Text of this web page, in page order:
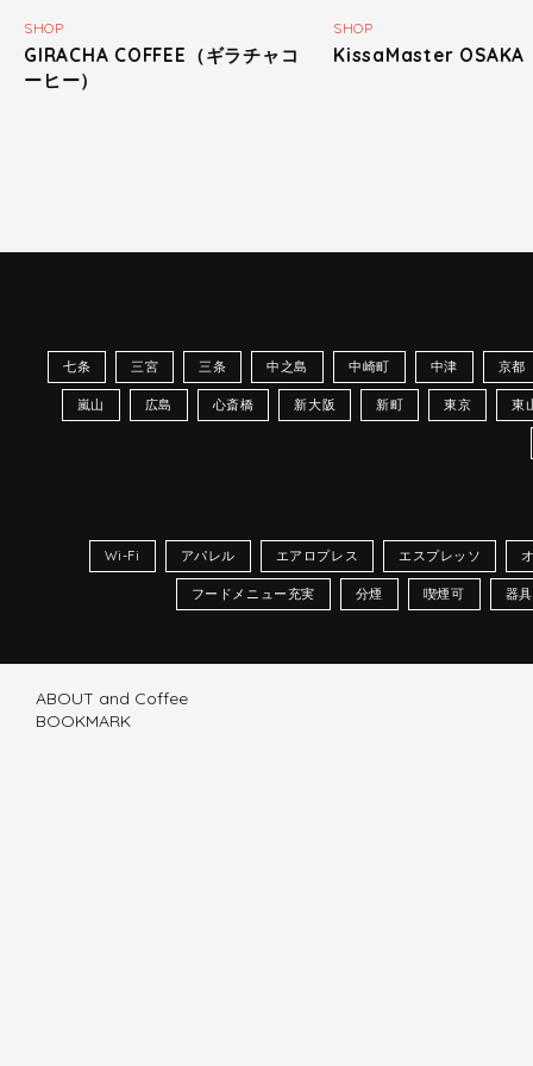
SHOP
GIRACHA COFFEE（ギラチャコ
ーヒー）
SHOP
KissaMaster OSAKA
七条 三宮 三条 中之島 中崎町 中津 京都
嵐山 広島 心斎橋 新大阪 新町 東京 東
Wi-Fi アパレル エアロプレス エスプレッソ
フードメニュー充実 分煙 喫煙可 器
ABOUT and Coffee
BOOKMARK